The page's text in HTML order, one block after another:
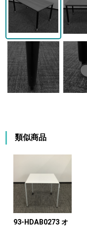
類似商品
93-HDAB0273 オ